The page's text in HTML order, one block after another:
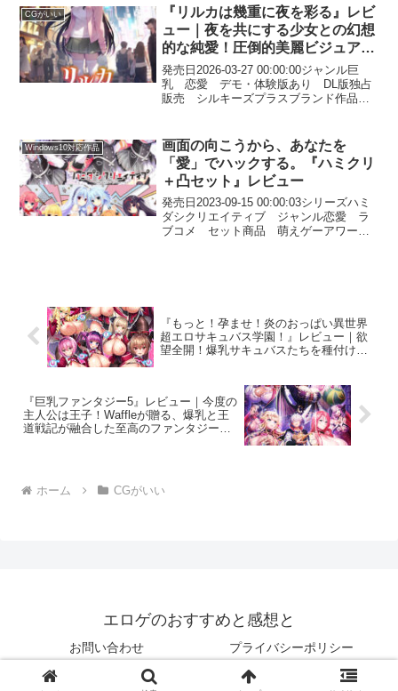
「超狂指導日誌」を手に入れた主人公は
その力を利用して国内有数の名門校であ
る神鳥女子学園の学園長に就任する。人
里離れた山奥にある全寮制のこの学園は
選ばれた上流階級の令嬢のみが入学を許
された超セレブ校。本来なら近づくこと
すら許されない身分の主人公がこの学園
にやってきたのは最高の女を己のものと
特権を利用して、いち教師として学生達
の授業を受け持つ権利を得た主人公はあ
ることを超狂指導日誌に書き込んだ後さ
っそく目を付けた女子学生「希月結菜」
人公を迎えたのは日誌に記入した内容の
通り上半身裸になって乳房を晒した女子
学生達の破廉恥な姿だった。この日を境
CGがいい
『リルカは幾重に夜を彩る』レビ
ュー｜夜を共にする少女との幻想
的な純愛！圧倒的美麗ビジュアル
で描かれる、心と体が溶け合う物
語
発売日2026-03-27 00:00:00ジャンル巨
乳 恋愛 デモ・体験版あり DL版独占
販売 シルキーズプラスブランド作品
ント還元キャンペーン 第2弾...
Windows10対応作品
画面の向こうから、あなたを
「愛」でハックする。『ハミクリ
＋凸セット』レビュー
発売日2023-09-15 00:00:03シリーズハミ
ダシクリエイティブ ジャンル恋愛 ラ
ブコメ セット商品 萌えゲーアワード/
『もっと！孕ませ！炎のおっぱい異世界
超エロサキュバス学園！』レビュー｜欲
望全開！爆乳サキュバスたちを種付けし
『巨乳ファンタジー5』レビュー｜今度の
主人公は王子！Waffleが贈る、爆乳と王
道戦記が融合した至高のファンタジー第
ホーム CGがいい
エロゲのおすすめと感想と
お問い合わせ プライバシーポリシー
© 2025 エロゲのおすすめと感想と.